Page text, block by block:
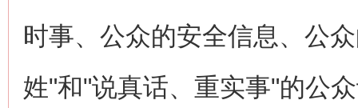
时事、公众的安全信息、公
姓"和"说真话、重实事"的公